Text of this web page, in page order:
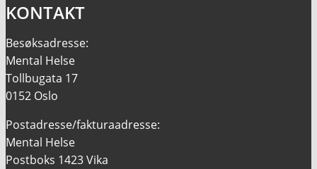
KONTAKT
Besøksadresse:
Mental Helse
Tollbugata 17
0152 Oslo
Postadresse/fakturaadresse:
Mental Helse
Postboks 1423 Vika